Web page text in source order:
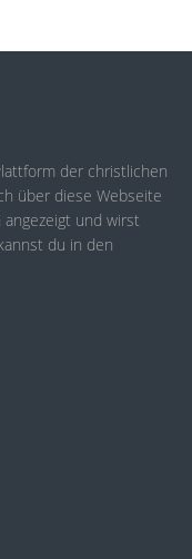
der christlichen
über diese Webseite
und wirst
du in den